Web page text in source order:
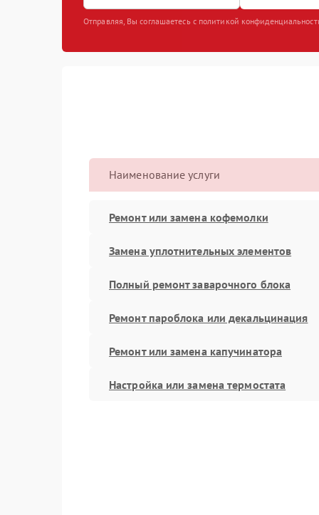
Отправляя, Вы соглашаетесь с политикой
Наименование услуги
Ремонт или замена кофемолки
Замена уплотнительных элементов
Полный ремонт заварочного блока
Ремонт пароблока или декальцинация
Ремонт или замена капучинатора
Настройка или замена термостата